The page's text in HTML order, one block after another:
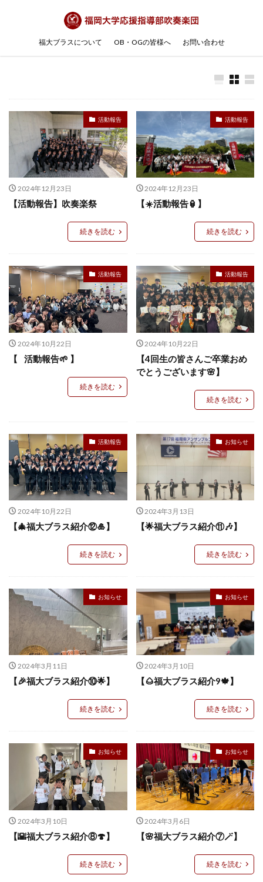
福大ブラスについて OB・OGの皆様へ お問い合わせ
活動報告
2024年12月23日
【活動報告】吹奏楽祭
続きを読む
活動報告
2024年12月23日
【☀️活動報告🏮】
続きを読む
活動報告
2024年10月22日
【⠀活動報告🌱 】
続きを読む
活動報告
2024年10月22日
【4回生の皆さんご卒業おめ
でとうございます🌸】
続きを読む
活動報告
2024年10月22日
【🎄福大ブラス紹介⑫🎍】
続きを読む
お知らせ
2024年3月13日
【🌟福大ブラス紹介⑪‪🎶‬】
続きを読む
お知らせ
2024年3月11日
【🎉福大ブラス紹介⑩🌟】
続きを読む
お知らせ
2024年3月10日
【🌰福大ブラス紹介9🍁】
続きを読む
お知らせ
2024年3月10日
【🌇福大ブラス紹介⑧🍄】
続きを読む
お知らせ
2024年3月6日
【🌸福大ブラス紹介⑦🪄】
続きを読む